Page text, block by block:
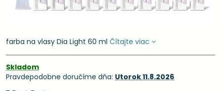
farba na vlasy Dia Light 60 ml Čítajte viac
Skladom
Pravdepodobne doručíme dňa: Utorok11.8.2026